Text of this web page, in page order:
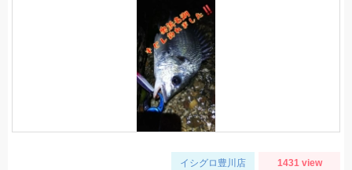
イシグロ豊川店 1431 view